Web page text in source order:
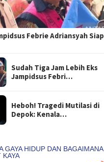
Febrie Adriansyah Siap
Sudah Tiga Jam Lebih Eks
Jampidsus Febri…
Heboh! Tragedi Mutilasi di
Depok: Kenala…